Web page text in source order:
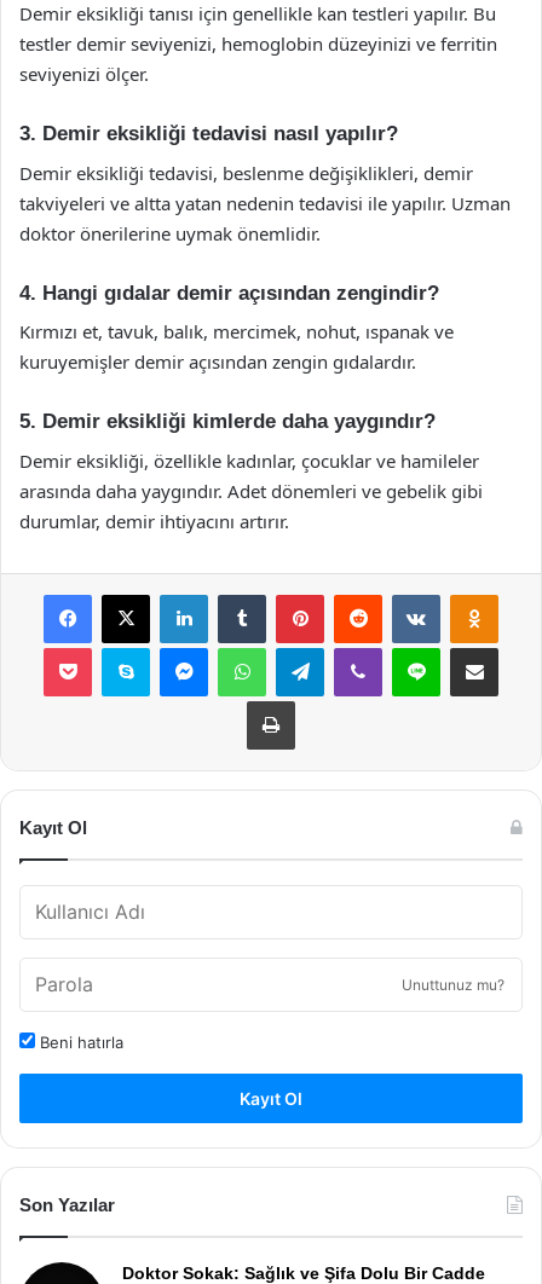
Demir eksikliği tanısı için genellikle kan testleri yapılır. Bu
testler demir seviyenizi, hemoglobin düzeyinizi ve ferritin
seviyenizi ölçer.
3. Demir eksikliği tedavisi nasıl yapılır?
Demir eksikliği tedavisi, beslenme değişiklikleri, demir
takviyeleri ve altta yatan nedenin tedavisi ile yapılır. Uzman
doktor önerilerine uymak önemlidir.
4. Hangi gıdalar demir açısından zengindir?
Kırmızı et, tavuk, balık, mercimek, nohut, ıspanak ve
kuruyemişler demir açısından zengin gıdalardır.
5. Demir eksikliği kimlerde daha yaygındır?
Demir eksikliği, özellikle kadınlar, çocuklar ve hamileler
arasında daha yaygındır. Adet dönemleri ve gebelik gibi
durumlar, demir ihtiyacını artırır.
Facebook
X LinkedInTumblr PinterestReddit VKontakte
Pocket Skype MessengerWhatsAppTelegramViber Line E-Posta ile
Yazdır
Kayıt Ol
Unuttunuz mu?
Beni hatırla
Kayıt Ol
Son Yazılar
Doktor Sokak: Sağlık ve Şifa Dolu Bir Cadde